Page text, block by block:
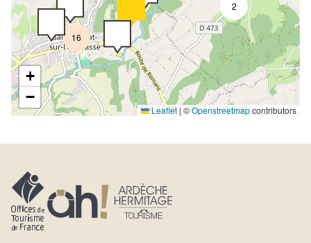
2
16
+
−
Leaflet | ©Openstreetmapcontributors